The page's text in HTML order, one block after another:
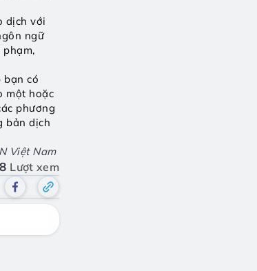
dịch với
ngữ
bạn có
một hoặc
phương
bản dịch
Việt Nam
Lượt xem